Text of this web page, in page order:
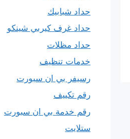
حداد شبابيك
حداد غرف كيربي شينكو
حداد مظلات
خدمات تنظيف
رسيفر بي ان سبورت
رقم تكييف
رقم خدمة بي ان سبورت
ستلايت